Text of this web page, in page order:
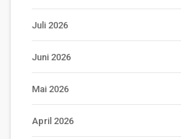
Juli 2026
Juni 2026
Mai 2026
April 2026